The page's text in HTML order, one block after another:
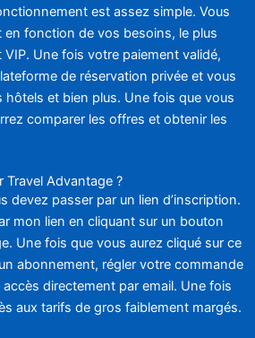
est assez simple. Vous
fonction de vos besoins, le plus
Une fois votre paiement validé,
de réservation privée et vous
hôtels et bien plus. Une fois que vous
comparer les offres et obtenir les
Travel Advantage ?
devez passer par un lien d’inscription.
mon lien en cliquant sur un bouton
Une fois que vous aurez cliqué sur ce
abonnement, régler votre commande
directement par email. Une fois
aux tarifs de gros faiblement margés.